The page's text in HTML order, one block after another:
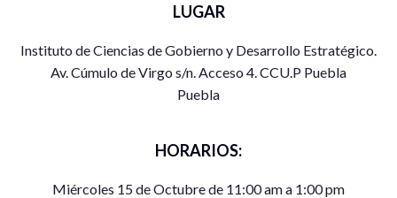
LUGAR
Instituto de Ciencias de Gobierno y Desarrollo Estratégico.
Av. Cúmulo de Virgo s/n. Acceso 4. CCU.P Puebla
Puebla
HORARIOS:
Miércoles 15 de Octubre de 11:00 am a 1:00 pm